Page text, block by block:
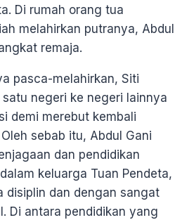
Di rumah orang tua
melahirkan putranya, Abdul
remaja.
pasca-melahirkan, Siti
negeri ke negeri lainnya
demi merebut kembali
sebab itu, Abdul Gani
dan pendidikan
keluarga Tuan Pendeta,
disiplin dan dengan sangat
Di antara pendidikan yang